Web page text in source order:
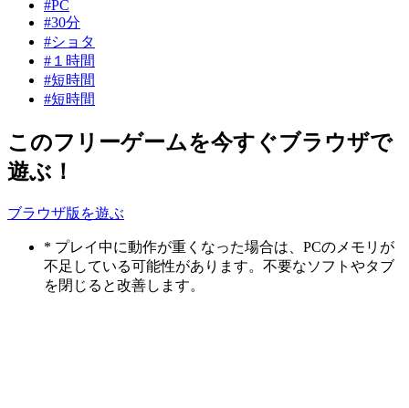
#PC
#30分
#ショタ
#１時間
#短時間
#短時間
このフリーゲームを今すぐブラウザで
遊ぶ！
ブラウザ版を遊ぶ
* プレイ中に動作が重くなった場合は、PCのメモリが
不足している可能性があります。不要なソフトやタブ
を閉じると改善します。